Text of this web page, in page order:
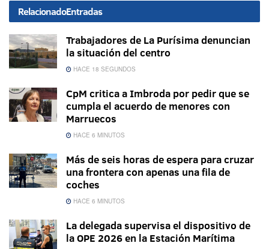
RelacionadoEntradas
Trabajadores de La Purísima denuncian
la situación del centro
HACE 18 SEGUNDOS
CpM critica a Imbroda por pedir que se
cumpla el acuerdo de menores con
Marruecos
HACE 6 MINUTOS
Más de seis horas de espera para cruzar
una frontera con apenas una fila de
coches
HACE 6 MINUTOS
La delegada supervisa el dispositivo de
la OPE 2026 en la Estación Marítima